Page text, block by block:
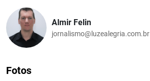
Almir Felin
jornalismo@luzealegria.com.br
Fotos